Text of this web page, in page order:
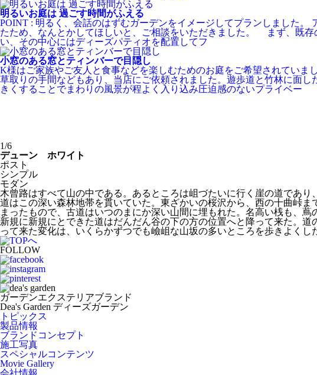
明るいお庭は 過ごす時間がふえる
POINT : 明るく、会話のはずむガーデンをイメージしてプランしました
たため、なんとかしてほしいと、ご相談をいただきました。 まず、既
い、その中心にはディーズパティオを配置してフ
小窓のある窓とティンバーで目隠し
K様はご家族やご友人と食事などを楽しむためのお庭をご希望されてい
草取りの手間などもあり、当店にご依頼されました。遊歩道と竹林に面
きくすることでまわりの風景が程よく入り込み圧迫感のないプライベー
1/6
デューン ホワイト
ポスト
シンプル
モダン
木曾路はすべて山の中である。あるところは岨づたいに行く崖の道であ
道はこの深い森林地帯を貫いていた。東ざかいの桜沢から、西の十曲峠
まったもので、古道はいつのまにか深い山間に埋もれた。名高い桟も、
新規に新規にとできた道はだんだん谷の下の方の位置へと降って来た。
って来た変化は、いくらかずつでも嶮岨な山坂の多いところを歩きよくし
FOLLOW
ガーデンエクステリアブランド
Dea's Garden ディーズガーデン
トピックス
製品情報
ブランドコンセプト
施工写真
スペシャルコンテンツ
Movie Gallery
会社情報